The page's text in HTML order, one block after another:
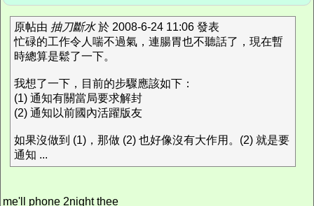
原帖由 抽刀斷水於 2008-6-24 11:06 發表
忙碌的工作令人喘不過氣，連腸胃也不聽話了，現在暫
時總算是鬆了一下。
我想了一下，目前的步驟應該如下：
(1) 通知有關當局要求解封
(2) 通知以前國內活躍版友
如果沒做到 (1)，那做 (2) 也好像沒有大作用。(2) 就是要
通知 ...
me'll phone 2night thee